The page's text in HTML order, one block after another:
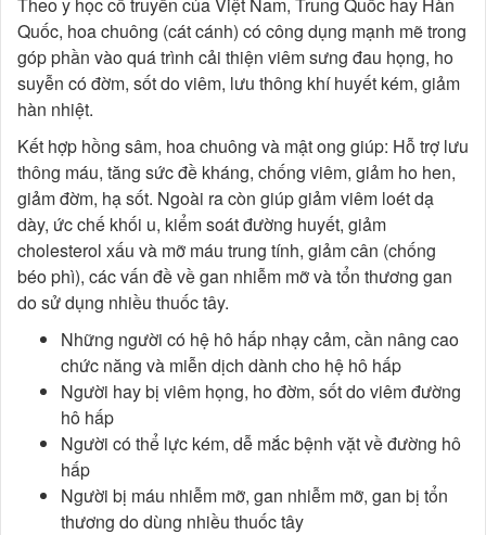
Quốc, hoa chuông (cát cánh) có công dụng mạnh mẽ trong
góp phần vào quá trình cải thiện viêm sưng đau họng, ho
suyễn có đờm, sốt do viêm, lưu thông khí huyết kém, giảm
hàn nhiệt.
Kết hợp hồng sâm, hoa chuông và mật ong giúp: Hỗ trợ lưu
thông máu, tăng sức đề kháng, chống viêm, giảm ho hen,
giảm đờm, hạ sốt. Ngoài ra còn giúp giảm viêm loét dạ
dày, ức chế khối u, kiểm soát đường huyết, giảm
cholesterol xấu và mỡ máu trung tính, giảm cân (chống
béo phì), các vấn đề về gan nhiễm mỡ và tổn thương gan
do sử dụng nhiều thuốc tây.
Những người có hệ hô hấp nhạy cảm, cần nâng cao
chức năng và miễn dịch dành cho hệ hô hấp
Người hay bị viêm họng, ho đờm, sốt do viêm đường
hô hấp
Người có thể lực kém, dễ mắc bệnh vặt về đường hô
hấp
Người bị máu nhiễm mỡ, gan nhiễm mỡ, gan bị tổn
thương do dùng nhiều thuốc tây